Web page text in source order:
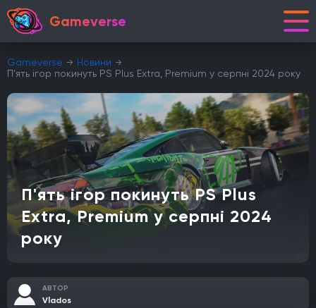
Gameverse
Gameverse
Новини
П'ять ігор покинуть PS Plus Extra, Premium у серпні 2024 року
П'ять ігор покинуть PS Plus
Extra, Premium у серпні 2024
року
АВТОР
Vlados